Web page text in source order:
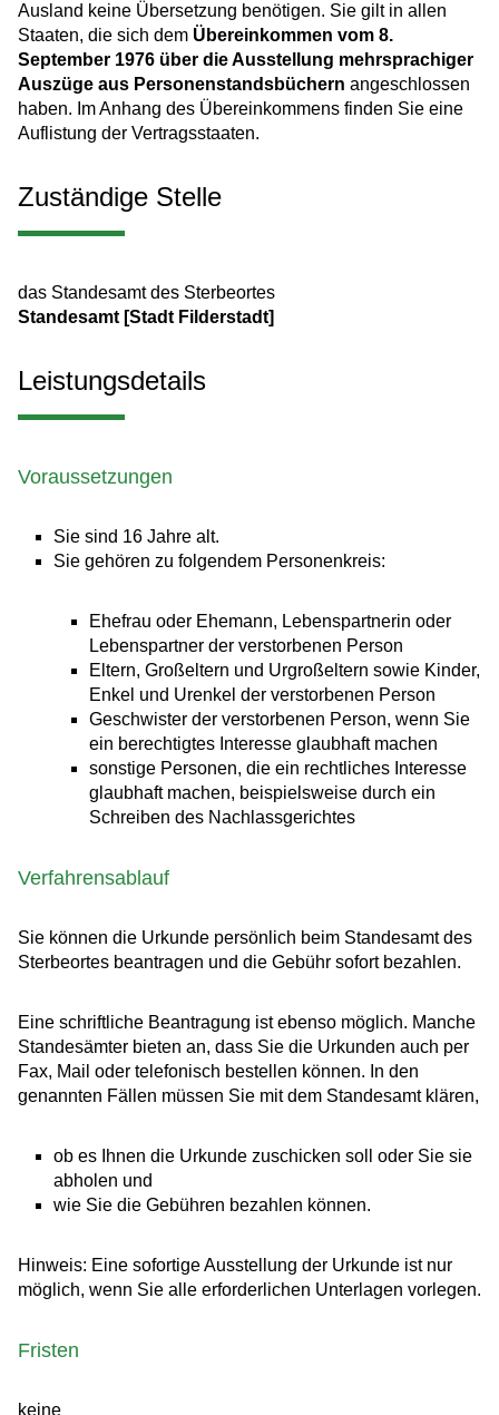
Ausland keine Übersetzung benötigen. Sie gilt in allen
Staaten, die sich dem Übereinkommen vom 8.
September 1976 über die Ausstellung mehrsprachiger
Auszüge aus Personenstandsbüchern angeschlossen
haben. Im Anhang des Übereinkommens finden Sie eine
Auflistung der Vertragsstaaten.
Zuständige Stelle
das Standesamt des Sterbeortes
Standesamt [Stadt Filderstadt]
Leistungsdetails
Voraussetzungen
Sie sind 16 Jahre alt.
Sie gehören zu folgendem Personenkreis:
Ehefrau oder Ehemann, Lebenspartnerin oder
Lebenspartner der verstorbenen Person
Eltern, Großeltern und Urgroßeltern sowie Kinder,
Enkel und Urenkel der verstorbenen Person
Geschwister der verstorbenen Person, wenn Sie
ein berechtigtes Interesse glaubhaft machen
sonstige Personen, die ein rechtliches Interesse
glaubhaft machen, beispielsweise durch ein
Schreiben des Nachlassgerichtes
Verfahrensablauf
Sie können die Urkunde persönlich beim Standesamt des
Sterbeortes beantragen und die Gebühr sofort bezahlen.
Eine schriftliche Beantragung ist ebenso möglich. Manche
Standesämter bieten an, dass Sie die Urkunden auch per
Fax, Mail oder telefonisch bestellen können. In den
genannten Fällen müssen Sie mit dem Standesamt klären,
ob es Ihnen die Urkunde zuschicken soll oder Sie sie
abholen und
wie Sie die Gebühren bezahlen können.
Hinweis: Eine sofortige Ausstellung der Urkunde ist nur
möglich, wenn Sie alle erforderlichen Unterlagen vorlegen.
Fristen
keine